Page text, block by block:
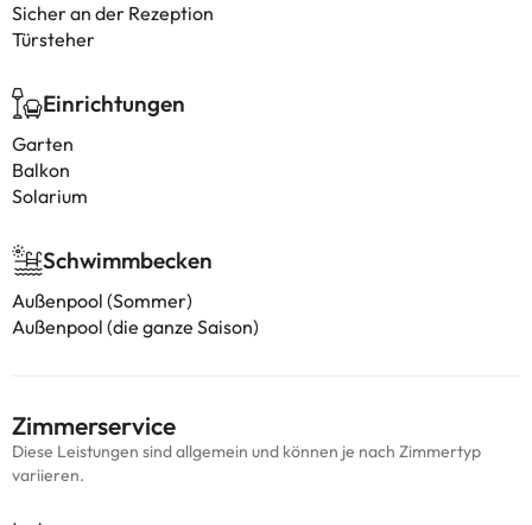
Sicher an der Rezeption
Türsteher
Einrichtungen
Garten
Balkon
Solarium
Schwimmbecken
Außenpool (Sommer)
Außenpool (die ganze Saison)
Zimmerservice
Diese Leistungen sind allgemein und können je nach Zimmertyp
variieren.